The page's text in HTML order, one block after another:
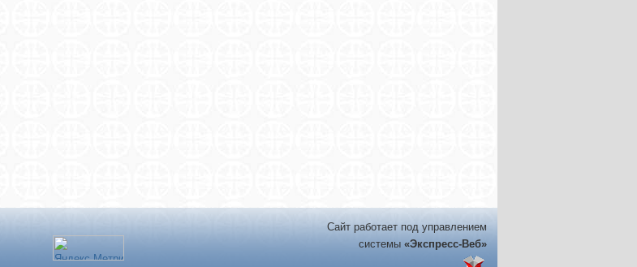
Сайт работает под управлением
системы «Экспресс-Веб»